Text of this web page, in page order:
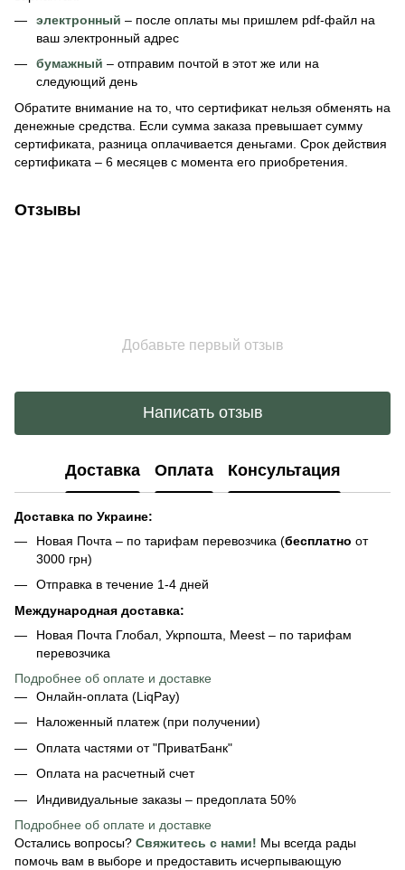
электронный – после оплаты мы пришлем pdf-файл на
ваш электронный адрес
бумажный – отправим почтой в этот же или на
следующий день
Обратите внимание на то, что сертификат нельзя обменять на
денежные средства. Если сумма заказа превышает сумму
сертификата, разница оплачивается деньгами. Срок действия
сертификата – 6 месяцев с момента его приобретения.
Отзывы
Добавьте первый отзыв
Написать отзыв
Доставка Оплата Консультация
Доставка по Украине:
Новая Почта – по тарифам перевозчика (бесплатно от
3000 грн)
Отправка в течение 1-4 дней
Международная доставка:
Новая Почта Глобал, Укрпошта, Meest – по тарифам
перевозчика
Подробнее об оплате и доставке
Онлайн-оплата (LiqPay)
Наложенный платеж (при получении)
Оплата частями от "ПриватБанк"
Оплата на расчетный счет
Индивидуальные заказы – предоплата 50%
Подробнее об оплате и доставке
Остались вопросы? Свяжитесь с нами! Мы всегда рады
помочь вам в выборе и предоставить исчерпывающую